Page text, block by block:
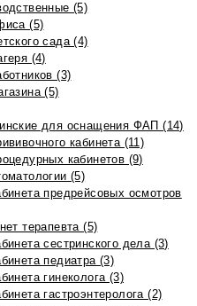
(5)
(5)
сада (4)
(4)
(3)
(5)
для оснащения ФАП (14)
кабинета (11)
кабинетов (9)
(5)
предрейсовых осмотров
терапевта (5)
сестринского дела (3)
педиатра (3)
гинеколога (3)
гастроэнтеролога (2)